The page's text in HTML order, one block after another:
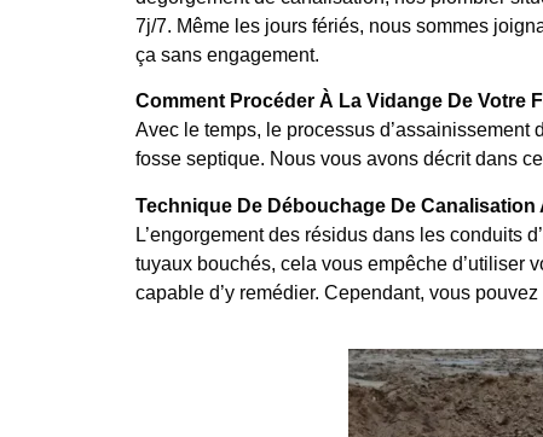
7j/7. Même les jours fériés, nous sommes
ça sans engagement.
Comment Procéder À La Vidange De Votre
Avec le temps, le processus
fosse septique. Nous vous avons décrit dans
Technique De Débouchage De Canalisation
L’engorgement des résidus dans les conduits
tuyaux bouchés, cela vous empêche d’utiliser
capable d’y remédier. Cependant, vous